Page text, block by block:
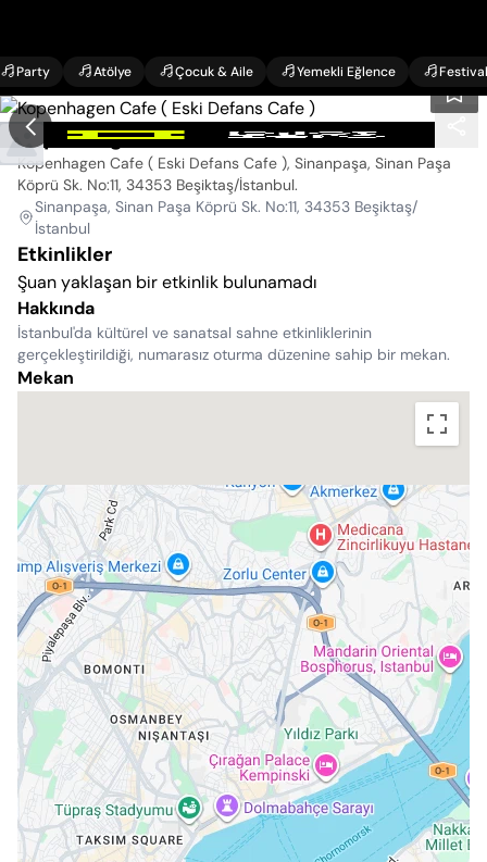
Party Atölye Çocuk & Aile Yemekli Eğlence Festival
Kopenhagen Cafe ( Eski Defans Cafe )
Kopenhagen Cafe ( Eski Defans Cafe ), Sinanpaşa, Sinan Paşa
Köprü Sk. No:11, 34353 Beşiktaş/İstanbul.
Sinanpaşa, Sinan Paşa Köprü Sk. No:11, 34353 Beşiktaş/
İstanbul
Etkinlikler
Şuan yaklaşan bir etkinlik bulunamadı
Hakkında
İstanbul'da kültürel ve sanatsal sahne etkinliklerinin
gerçekleştirildiği, numarasız oturma düzenine sahip bir mekan.
Mekan